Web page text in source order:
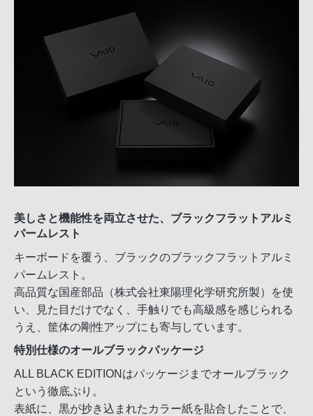
美しさと機能性を両立させた、ブラックフラットアルミ
パームレスト
キーボードを覆う、ブラックのブラックフラットアルミ
パームレスト。
高品質な国産部品（株式会社東陽理化学研究所製）を使
い、見た目だけでなく、手触りでも高級感を感じられる
うえ、筐体の剛性アップにも寄与しています。
特別仕様のオールブラックパッケージ
ALL BLACK EDITIONはパッケージまでオールブラック
という徹底ぶり。
表紙に、黒が抄き込まれたカラー紙を貼合したことで、